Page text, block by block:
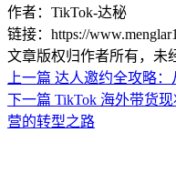
作者：TikTok-达秘
链接：https://
文章版权归作者所有，未
上一篇 达人邀约全攻略
下一篇 TikTok 海外带货
营的转型之路